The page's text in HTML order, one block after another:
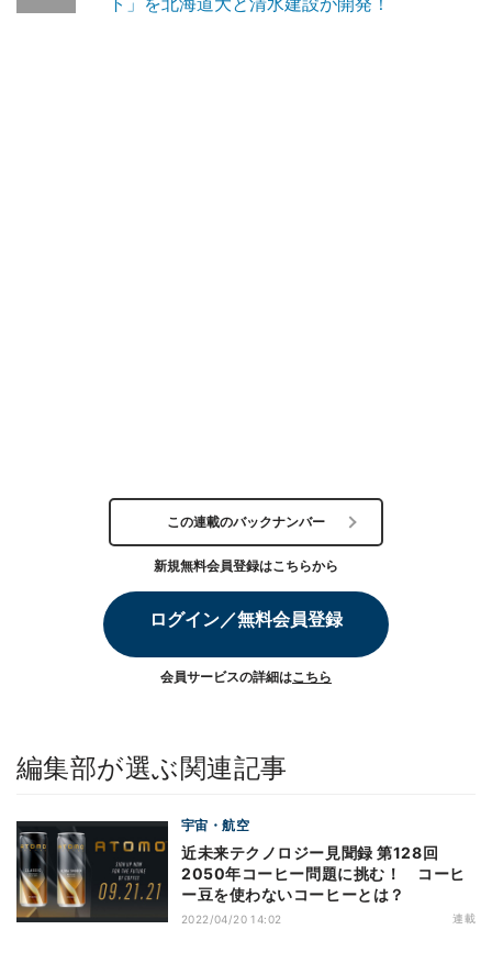
この連載のバックナンバー
新規無料会員登録はこちらから
ログイン／無料会員登録
会員サービスの詳細はこちら
編集部が選ぶ関連記事
宇宙・航空
近未来テクノロジー見聞録 第128回
2050年コーヒー問題に挑む！ コーヒ
ー豆を使わないコーヒーとは？
2022/04/20 14:02 連載